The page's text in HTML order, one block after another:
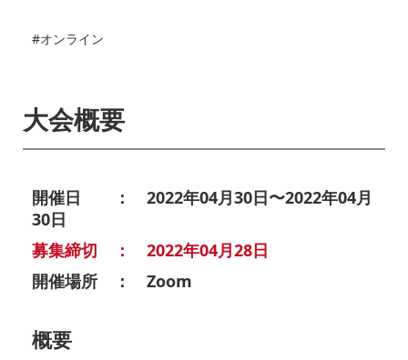
#オンライン
大会概要
開催日 ： 2022年04月30日〜2022年04月
30日
募集締切 ： 2022年04月28日
開催場所 ： Zoom
概要